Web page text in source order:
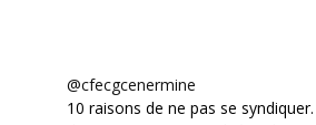
@cfecgcenermine
10 raisons de ne pas se